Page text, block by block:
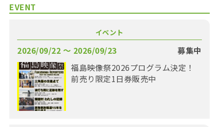
EVENT
イベント
2026/09/22 〜 2026/09/23
募集中
福島映像祭2026プログラム決定！
前売り限定1日券販売中